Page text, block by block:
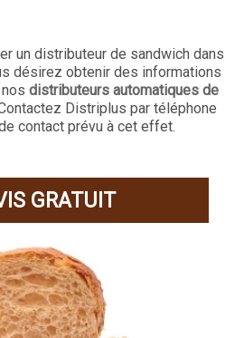
un distributeur de sandwich dans
désirez obtenir des informations
distributeurs automatiques de
Distriplus par téléphone
contact prévu à cet effet.
GRATUIT